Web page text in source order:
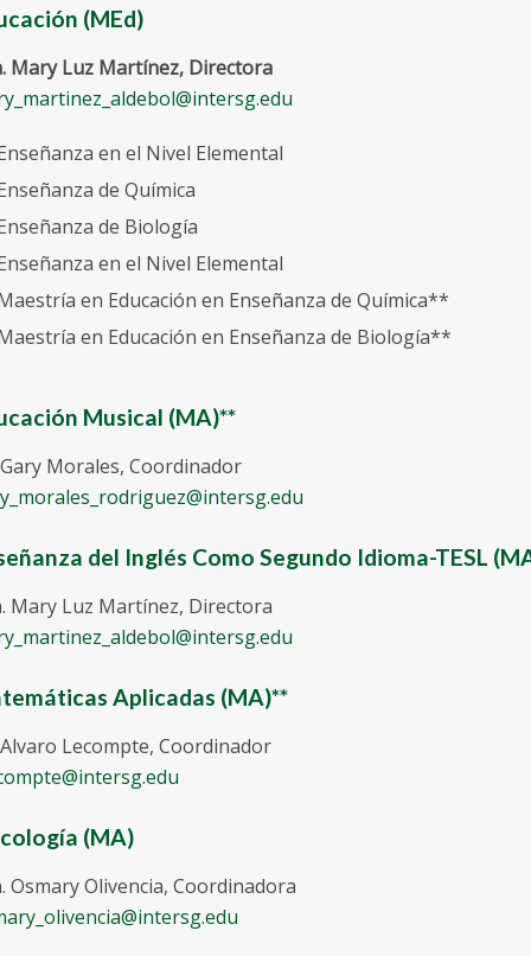
(MEd)
Mary Luz Martínez, Directora
en el Nivel Elemental
de Química
de Biología
en el Nivel Elemental
en Educación en Enseñanza de Química**
en Educación en Enseñanza de Biología**
Musical (MA)**
Morales, Coordinador
del Inglés Como Segundo Idioma-TESL
Mary Luz Martínez, Directora
Aplicadas (MA)**
Lecompte, Coordinador
(MA)
Osmary Olivencia, Coordinadora